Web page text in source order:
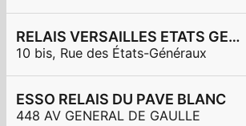
RELAIS VERSAILLES ETATS GENERAUX
10 bis, Rue des États-Généraux
ESSO RELAIS DU PAVE BLANC
448 AV GENERAL DE GAULLE